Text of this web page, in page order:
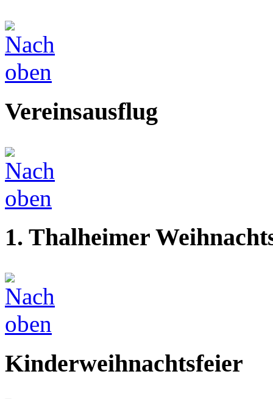
Vereinsausflug
1. Thalheimer
Kinderweihnachtsfeier